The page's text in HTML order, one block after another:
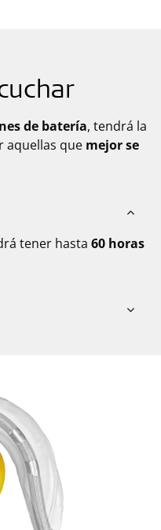
de batería, tendrá la
aquellas que mejor se
tener hasta 60 horas